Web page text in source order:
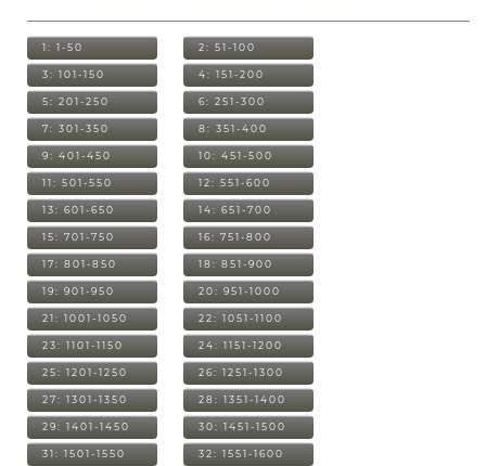
1: 1-50 2: 51-100
3: 101-150 4: 151-200
5: 201-250 6: 251-300
7: 301-350 8: 351-400
9: 401-450 10: 451-500
11: 501-550 12: 551-600
13: 601-650 14: 651-700
15: 701-750 16: 751-800
17: 801-850 18: 851-900
19: 901-950 20: 951-1000
21: 1001-1050 22: 1051-1100
23: 1101-1150 24: 1151-1200
25: 1201-1250 26: 1251-1300
27: 1301-1350 28: 1351-1400
29: 1401-1450 30: 1451-1500
31: 1501-1550 32: 1551-1600